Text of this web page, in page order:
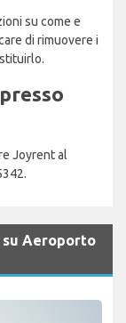
su come e
di rimuovere i
Joyrent al
su Aeroporto